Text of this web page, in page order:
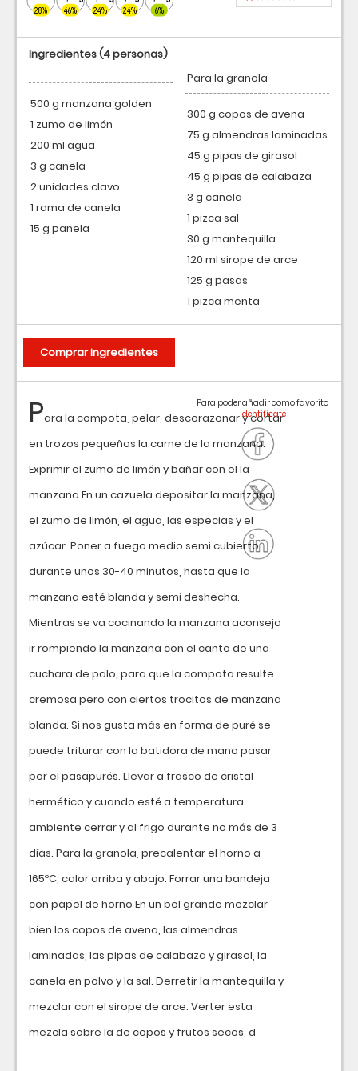
28% 46% 24% 24% 6%
Para la compota, pelar, descorazonar y cortar
en trozos pequeños la carne de la manzana.
Exprimir el zumo de limón y bañar con el la
manzana En un cazuela depositar la manzana,
el zumo de limón, el agua, las especias y el
azúcar. Poner a fuego medio semi cubierto
durante unos 30-40 minutos, hasta que la
manzana esté blanda y semi deshecha.
Mientras se va cocinando la manzana aconsejo
ir rompiendo la manzana con el canto de una
cuchara de palo, para que la compota resulte
cremosa pero con ciertos trocitos de manzana
blanda. Si nos gusta más en forma de puré se
puede triturar con la batidora de mano pasar
por el pasapurés. Llevar a frasco de cristal
hermético y cuando esté a temperatura
ambiente cerrar y al frigo durante no más de 3
días. Para la granola, precalentar el horno a
165ºC, calor arriba y abajo. Forrar una bandeja
con papel de horno En un bol grande mezclar
bien los copos de avena, las almendras
laminadas, las pipas de calabaza y girasol, la
canela en polvo y la sal. Derretir la mantequilla y
mezclar con el sirope de arce. Verter esta
mezcla sobre la de copos y frutos secos, d
Para poder añadir como favorito
Ingredientes(4 personas)
500 g manzana golden
1 zumo de limón
200 ml agua
3 g canela
2 unidades clavo
1 rama de canela
15 g panela
Para la granola
300 g copos de avena
75 g almendras laminadas
45 g pipas de girasol
45 g pipas de calabaza
3 g canela
1 pizca sal
30 g mantequilla
120 ml sirope de arce
125 g pasas
1 pizca menta
Comprar ingredientes